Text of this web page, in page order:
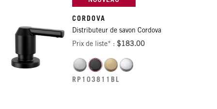
CORDOVA
Distributeur de savon Cordova
Prix de liste* : $183.00
RP103811BL